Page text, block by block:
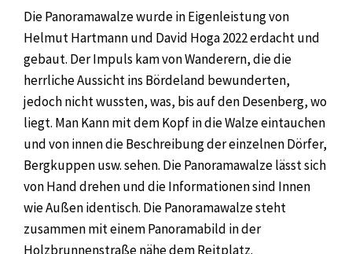
Die Panoramawalze wurde in Eigenleistung von
Helmut Hartmann und David Hoga 2022 erdacht und
gebaut. Der Impuls kam von Wanderern, die die
herrliche Aussicht ins Bördeland bewunderten,
jedoch nicht wussten, was, bis auf den Desenberg, wo
liegt. Man Kann mit dem Kopf in die Walze eintauchen
und von innen die Beschreibung der einzelnen Dörfer,
Bergkuppen usw. sehen. Die Panoramawalze lässt sich
von Hand drehen und die Informationen sind Innen
wie Außen identisch. Die Panoramawalze steht
zusammen mit einem Panoramabild in der
Holzbrunnenstraße nähe dem Reitplatz.